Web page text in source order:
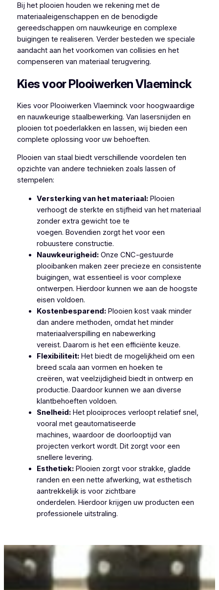
Bij het plooien houden we rekening met de
materiaaleigenschappen en de benodigde
gereedschappen om nauwkeurige en complexe
buigingen te realiseren. Verder besteden we speciale
aandacht aan het voorkomen van collisies en het
compenseren van materiaal terugvering.
Kies voor Plooiwerken Vlaeminck
Kies voor Plooiwerken Vlaeminck voor hoogwaardige
en nauwkeurige staalbewerking. Van lasersnijden en
plooien tot poederlakken en lassen, wij bieden een
complete oplossing voor uw behoeften.
Plooien van staal biedt verschillende voordelen ten
opzichte van andere technieken zoals lassen of
stempelen:
Versterking van het materiaal:Plooien
verhoogt de sterkte en stijfheid van het materiaal
zonder extra gewicht toe te
voegen. Bovendien zorgt het voor een
robuustere constructie.
Nauwkeurigheid:Onze CNC-gestuurde
plooibanken maken zeer precieze en consistente
buigingen, wat essentieel is voor complexe
ontwerpen. Hierdoor kunnen we aan de hoogste
eisen voldoen.
Kostenbesparend:Plooien kost vaak minder
dan andere methoden, omdat het minder
materiaalverspilling en nabewerking
vereist. Daarom is het een efficiënte keuze.
Flexibiliteit:Het biedt de mogelijkheid om een
breed scala aan vormen en hoeken te
creëren, wat veelzijdigheid biedt in ontwerp en
productie. Daardoor kunnen we aan diverse
klantbehoeften voldoen.
Snelheid:Het plooiproces verloopt relatief snel,
vooral met geautomatiseerde
machines, waardoor de doorlooptijd van
projecten verkort wordt. Dit zorgt voor een
snellere levering.
Esthetiek:Plooien zorgt voor strakke, gladde
randen en een nette afwerking, wat esthetisch
aantrekkelijk is voor zichtbare
onderdelen. Hierdoor krijgen uw producten een
professionele uitstraling.